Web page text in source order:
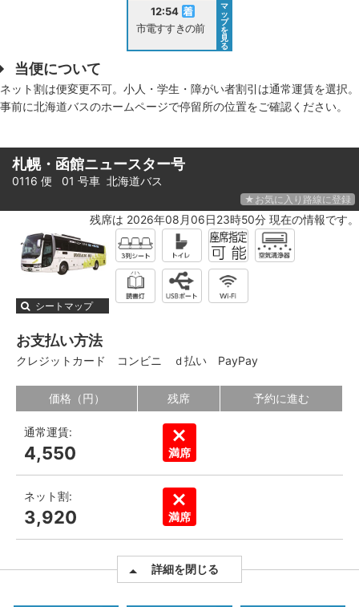
12:54
市電すすきの前
マ
ッ
プ
を
見
る
当便について
ネット割は便変更不可。小人・学生・障がい者割引は通常運賃を選択。
事前に北海道バスのホームページで停留所の位置をご確認ください。
札幌・函館ニュースター号
0116 便 01 号車 北海道バス
★お気に入り路線に登録
残席は 2026年08月06日23時50分 現在の情報です。
シートマップ
お支払い方法
クレジットカード コンビニ ｄ払い PayPay
価格（円） 残席 予約に進む
通常運賃:
4,550 満席
ネット割:
3,920 満席
詳細を閉じる